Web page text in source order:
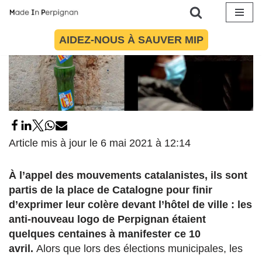
contenu
AIDEZ-NOUS À SAUVER MIP
Article mis à jour le 6 mai 2021 à 12:14
À l’appel des mouvements catalanistes, ils sont
partis de la place de Catalogne pour finir
d’exprimer leur colère devant l’hôtel de ville : les
anti-nouveau logo de Perpignan étaient
quelques centaines à manifester ce 10
avril. Alors que lors des élections municipales, les